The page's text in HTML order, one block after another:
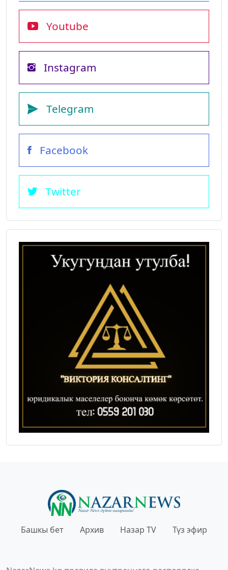
Youtube
Instagram
Telegram
Facebook
Twitter
Башкы бет Архив Назар TV Түз эфир